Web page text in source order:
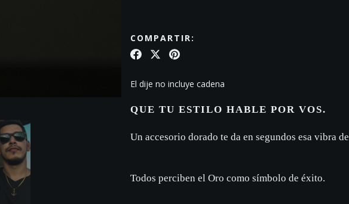
COMPARTIR:
El dije no incluye cadena
QUE TU ESTILO HABLE POR VOS.
Un accesorio dorado te da en segundos esa vibra de
Todos perciben el Oro como símbolo de éxito.